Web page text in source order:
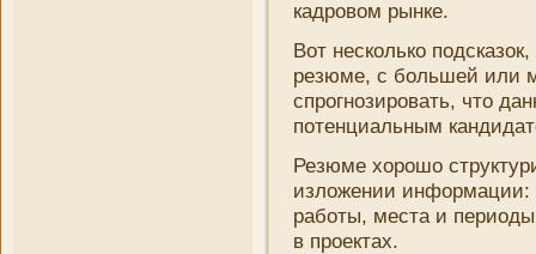
кадровом рынке.
Вот несколько
резюме, с большей или
спрогнозировать, что
потенциальным
Резюме хорошо
изложени­и информации:
работы, места и
в проектах.